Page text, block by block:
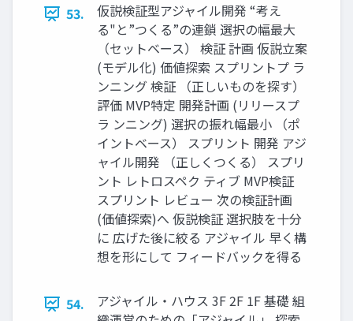
53.
仮説検証型アジャイル開発 “考え
る"と”つくる”の連鎖 選択の幅最⼤
（セットベース） 検証 計画 仮説⽴案
(モデル化) 価値探索 スプリントプ ラ
ンニング 検証 （正しいものを探す）
評価 MVP特定 開発計画 (リリースプ
ラ ンニング) 選択の振れ幅最⼩ （ポ
イントベース） スプリント 開発 アジ
ャイル開発 （正しくつくる） スプリ
ント レトロスペク ティブ MVP検証
スプリント レビュー 次の検証計画
(価値探索)へ 仮説検証 選択肢を⼗分
に 広げた後に絞る アジャイル 早く構
想を形にして フィードバックを得る
54.
アジャイル・ハウス 3F 2F 1F 基礎 組